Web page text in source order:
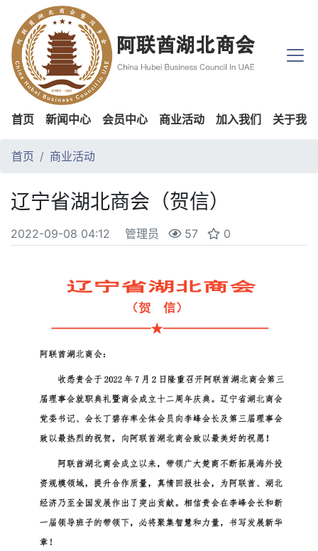
首页 新闻中心 会员中心 商业活动 加入我们 关于我们
首页 商业活动
辽宁省湖北商会（贺信）
2022-09-08 04:12 管理员 57 0